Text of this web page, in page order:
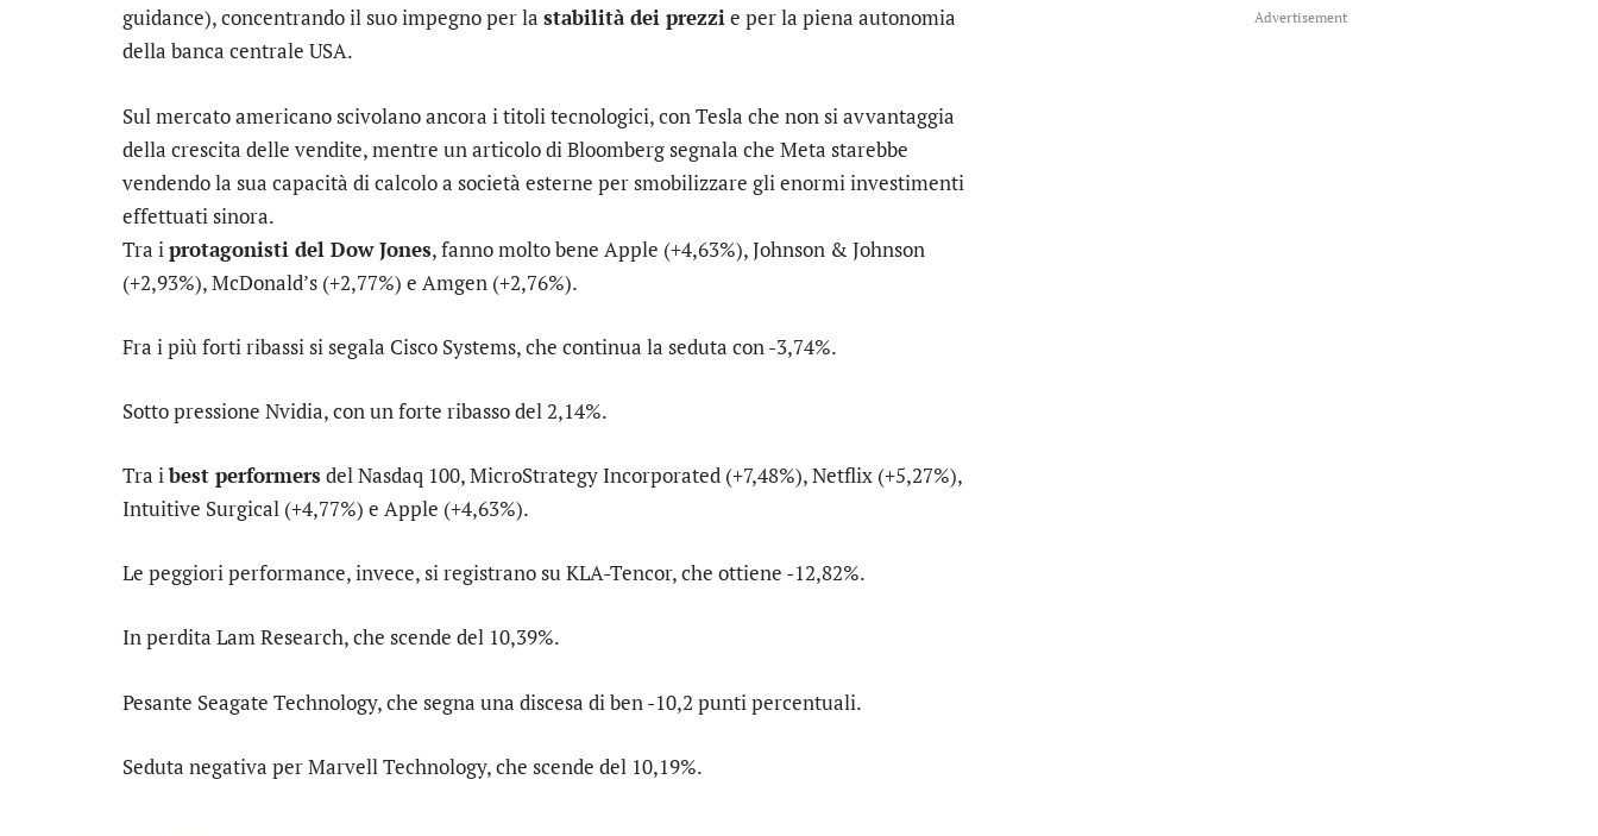
guidance), concentrando il suo impegno per la stabilità dei prezzie per la piena autonomia
della banca centrale USA.
Sul mercato americano scivolano ancora i titoli tecnologici, con Tesla che non si avvantaggia
della crescita delle vendite, mentre un articolo di Bloomberg segnala che Meta starebbe
vendendo la sua capacità di calcolo a società esterne per smobilizzare gli enormi investimenti
effettuati sinora.
Tra i protagonisti del Dow Jones, fanno molto bene Apple (+4,63%),Johnson & Johnson
(+2,93%),McDonald’s (+2,77%) e Amgen (+2,76%).
Fra i più forti ribassi si segala Cisco Systems, che continua la seduta con -3,74%.
Sotto pressione Nvidia, con un forte ribasso del 2,14%.
Tra ibest performersdel Nasdaq 100,MicroStrategy Incorporated (+7,48%),Netflix (+5,27%),
Intuitive Surgical (+4,77%) e Apple (+4,63%).
Le peggiori performance, invece, si registrano suKLA-Tencor, che ottiene -12,82%.
In perdita Lam Research, che scende del 10,39%.
Pesante Seagate Technology, che segna una discesa di ben -10,2 punti percentuali.
Seduta negativa perMarvell Technology, che scende del 10,19%.
Advertisement